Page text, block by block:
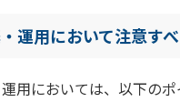
運用において注意す
用においては、以下のポ